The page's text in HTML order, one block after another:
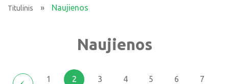
Titulinis » Naujienos
Naujienos
1 2 3 4 5 6 7